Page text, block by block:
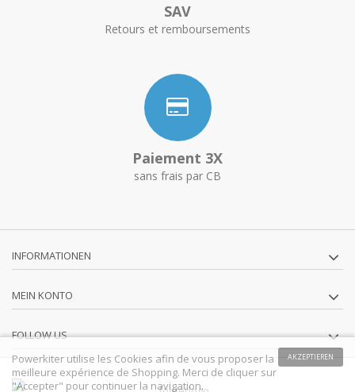
SAV
Retours et remboursements
Paiement 3X
sans frais par CB
INFORMATIONEN
MEIN KONTO
FOLLOW US
AKZEPTIEREN
Powerkiter utilise les Cookies afin de vous proposer la
meilleure expérience de Shopping. Merci de cliquer sur
"Accepter" pour continuer la navigation.